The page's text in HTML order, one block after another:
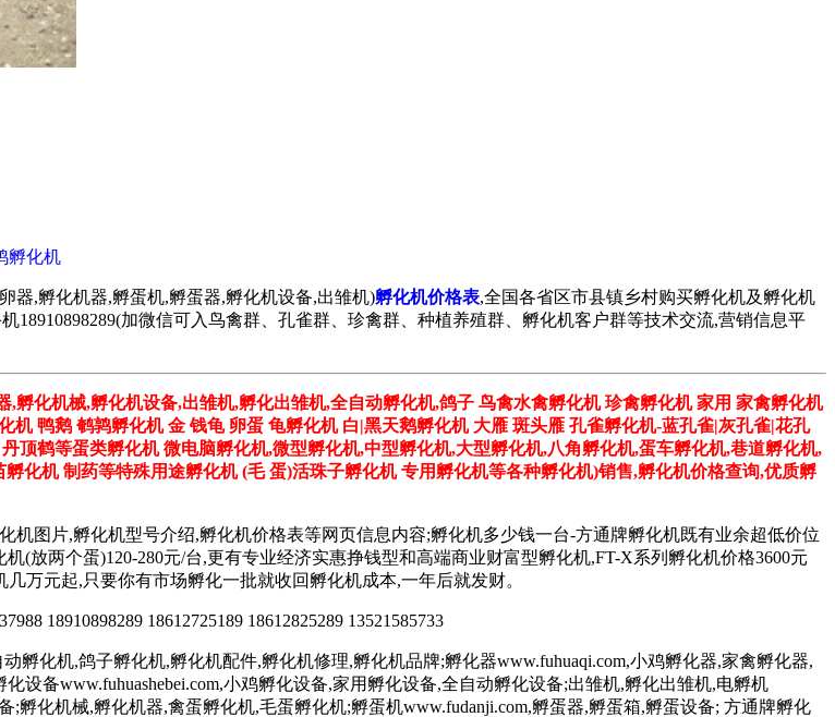
孵化机
器,孵化机器,孵蛋机,孵蛋器,孵化机设备,出雏机)孵化机价格表,全国各省区市县镇乡村购买孵化机及孵化机
18910898289(加微信可入鸟禽群、孔雀群、珍禽群、种植养殖群、孵化机客户群等技术交流,营销信息平
化机械,孵化机设备,出雏机,孵化出雏机,全自动孵化机,鸽子 鸟禽水禽孵化机 珍禽孵化机 家用 家禽孵化机
鸭鹅 鹌鹑孵化机 金 钱龟 卵蛋 龟孵化机 白|黑天鹅孵化机 大雁 斑头雁 孔雀孵化机-蓝孔雀|灰孔雀|花孔
顶鹤等蛋类孵化机 微电脑孵化机,微型孵化机,中型孵化机,大型孵化机,八角孵化机,蛋车孵化机,巷道孵化机,
化机 制药等特殊用途孵化机 (毛 蛋)活珠子孵化机 专用孵化机等各种孵化机)销售,孵化机价格查询,优质孵
图片,孵化机型号介绍,孵化机价格表等网页信息内容;孵化机多少钱一台-方通牌孵化机既有业余超低价位
(放两个蛋)120-280元/台,更有专业经济实惠挣钱型和高端商业财富型孵化机,FT-X系列孵化机价格3600元
万元起,只要你有市场孵化一批就收回孵化机成本,一年后就发财。
18910898289 18612725189 18612825289 13521585733
孵化机,鸽子孵化机,孵化机配件,孵化机修理,孵化机品牌;孵化器www.fuhuaqi.com,小鸡孵化器,家禽孵化器,
设备www.fuhuashebei.com,小鸡孵化设备,家用孵化设备,全自动孵化设备;出雏机,孵化出雏机,电孵机
;孵化机械,孵化机器,禽蛋孵化机,毛蛋孵化机;孵蛋机www.fudanji.com,孵蛋器,孵蛋箱,孵蛋设备; 方通牌孵化